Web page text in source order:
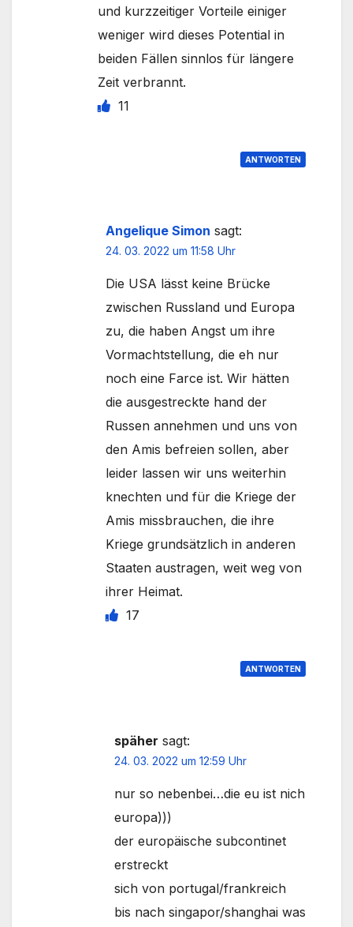
und kurzzeitiger Vorteile einiger
weniger wird dieses Potential in
beiden Fällen sinnlos für längere
Zeit verbrannt.
11
ANTWORTEN
Angelique Simon sagt:
24. 03. 2022 um 11:58 Uhr
Die USA lässt keine Brücke
zwischen Russland und Europa
zu, die haben Angst um ihre
Vormachtstellung, die eh nur
noch eine Farce ist. Wir hätten
die ausgestreckte hand der
Russen annehmen und uns von
den Amis befreien sollen, aber
leider lassen wir uns weiterhin
knechten und für die Kriege der
Amis missbrauchen, die ihre
Kriege grundsätzlich in anderen
Staaten austragen, weit weg von
ihrer Heimat.
17
ANTWORTEN
späher sagt:
24. 03. 2022 um 12:59 Uhr
nur so nebenbei…die eu ist nich
europa)))
der europäische subcontinet
erstreckt
sich von portugal/frankreich
bis nach singapor/shanghai was